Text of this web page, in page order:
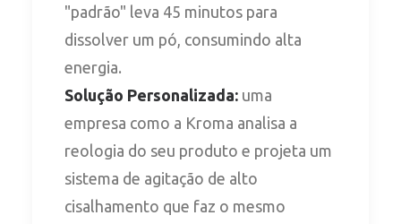
"padrão" leva 45 minutos para
dissolver um pó, consumindo alta
energia.
Solução Personalizada: uma
empresa como a Kroma analisa a
reologia do seu produto e projeta um
sistema de agitação de alto
cisalhamento que faz o mesmo